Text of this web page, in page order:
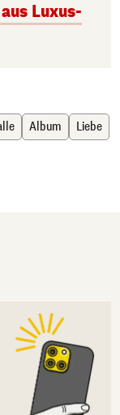
Luxus-
Album
Liebe